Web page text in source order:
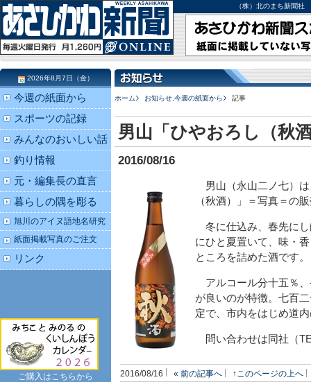
（株）北のまち新聞
ホーム お知らせ 今週の紙面から 記事
男山「ひやおろし（秋
2016/08/16
男山（永山二ノ七）は
（秋酒）」＝写真＝の
冬に仕込み、春先にし
にひと夏置いて、味・
ところを詰めた酒です。
アルコール分十五％、
が良いのが特徴。七百
定で、市内をはじめ道
問い合わせは同社（
2016/08/16 « 前の記事へ ↑このページの上へ
2026年8月7日（金）
今週の紙面から
スポーツの記録
みんなのおいしい話
釣り情報
元・編集長の直言
暮らしの隅を彫る
旭川のアイヌ語地名研究
紙面掲載写真のご注文
リンク
ご購入はこちらから